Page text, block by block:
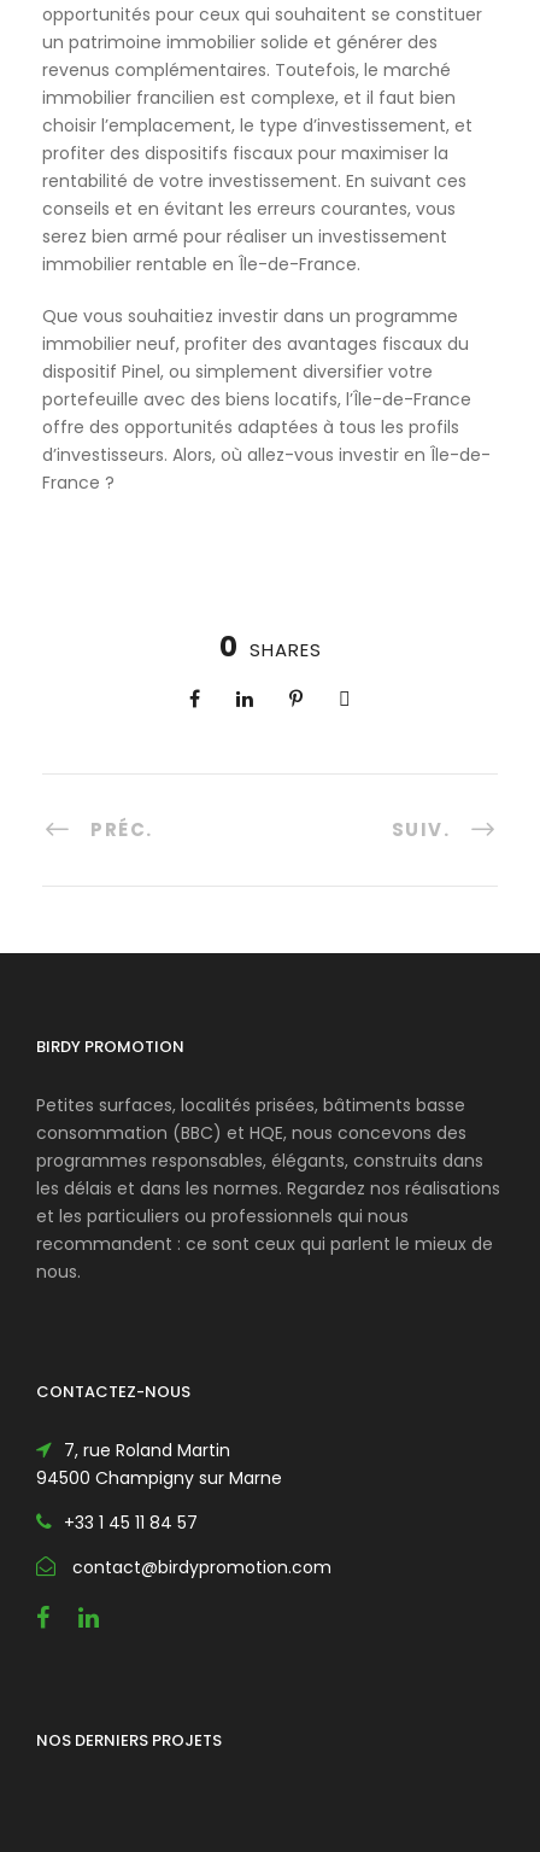
opportunités pour ceux qui souhaitent se constituer
un patrimoine immobilier solide et générer des
revenus complémentaires. Toutefois, le marché
immobilier francilien est complexe, et il faut bien
choisir l’emplacement, le type d’investissement, et
profiter des dispositifs fiscaux pour maximiser la
rentabilité de votre investissement. En suivant ces
conseils et en évitant les erreurs courantes, vous
serez bien armé pour réaliser un investissement
immobilier rentable en Île-de-France.
Que vous souhaitiez investir dans un programme
immobilier neuf, profiter des avantages fiscaux du
dispositif Pinel, ou simplement diversifier votre
portefeuille avec des biens locatifs, l’Île-de-France
offre des opportunités adaptées à tous les profils
d’investisseurs. Alors, où allez-vous investir en Île-de-
France ?
0 SHARES
PRÉC. SUIV.
BIRDY PROMOTION
Petites surfaces, localités prisées, bâtiments basse
consommation (BBC) et HQE, nous concevons des
programmes responsables, élégants, construits dans
les délais et dans les normes. Regardez nos réalisations
et les particuliers ou professionnels qui nous
recommandent : ce sont ceux qui parlent le mieux de
nous.
CONTACTEZ-NOUS
7, rue Roland Martin
94500 Champigny sur Marne
+33 1 45 11 84 57
contact@birdypromotion.com
NOS DERNIERS PROJETS